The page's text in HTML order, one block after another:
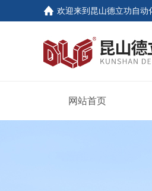
欢迎来到 昆山德立功自动
网站首页